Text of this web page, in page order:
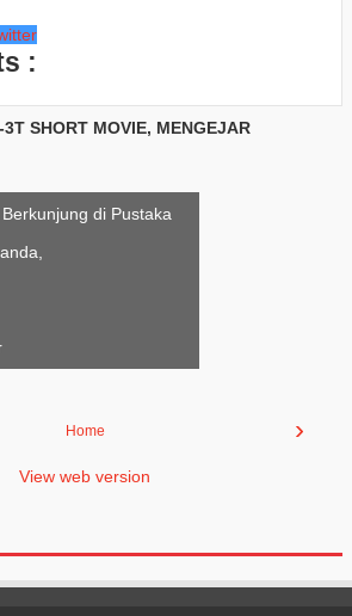
:
SHORT MOVIE, MENGEJAR
di Pustaka
›
Home
View web version